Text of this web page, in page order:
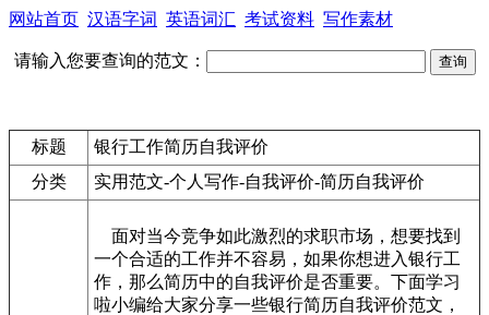
网站首页 汉语字词 英语词汇 考试资料 写作素材
请输入您要查询的范文：
标题
银行工作简历自我评价
分类
实用范文-个人写作-自我评价-简历自我评价
面对当今竞争如此激烈的求职市场，想要找到
一个合适的工作并不容易，如果你想进入银行工
作，那么简历中的自我评价是否重要。下面学习
啦小编给大家分享一些银行简历自我评价范文，